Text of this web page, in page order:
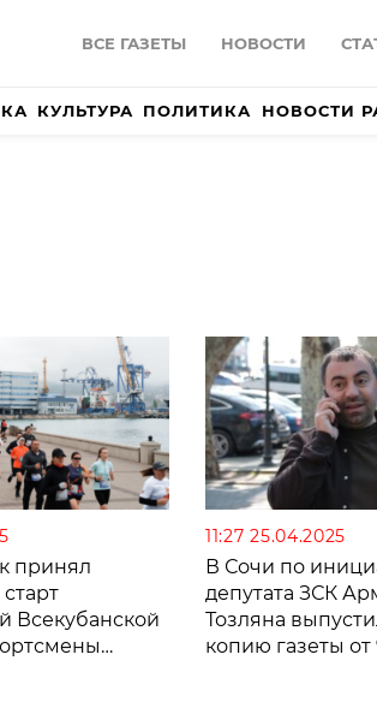
ВСЕ ГАЗЕТЫ НОВОСТИ
КУЛЬТУРА ПОЛИТИКА НОВОСТИ
принял
Всекубанской
11:27 25.04.2025
В Сочи по
депутата ЗСК
Тозляна
копию газеты от